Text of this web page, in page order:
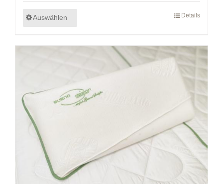
Auswählen Details